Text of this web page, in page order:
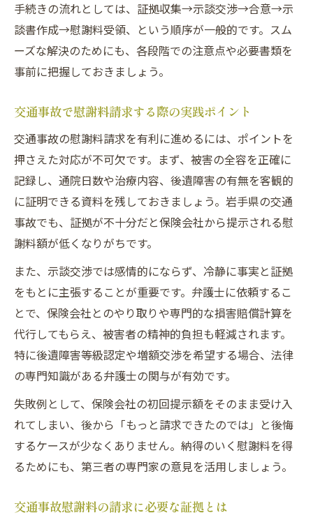
手続きの流れとしては、証拠収集→示談交渉→合意→示
談書作成→慰謝料受領、という順序が一般的です。スム
ーズな解決のためにも、各段階での注意点や必要書類を
事前に把握しておきましょう。
交通事故で慰謝料請求する際の実践ポイント
交通事故の慰謝料請求を有利に進めるには、ポイントを
押さえた対応が不可欠です。まず、被害の全容を正確に
記録し、通院日数や治療内容、後遺障害の有無を客観的
に証明できる資料を残しておきましょう。岩手県の交通
事故でも、証拠が不十分だと保険会社から提示される慰
謝料額が低くなりがちです。
また、示談交渉では感情的にならず、冷静に事実と証拠
をもとに主張することが重要です。弁護士に依頼するこ
とで、保険会社とのやり取りや専門的な損害賠償計算を
代行してもらえ、被害者の精神的負担も軽減されます。
特に後遺障害等級認定や増額交渉を希望する場合、法律
の専門知識がある弁護士の関与が有効です。
失敗例として、保険会社の初回提示額をそのまま受け入
れてしまい、後から「もっと請求できたのでは」と後悔
するケースが少なくありません。納得のいく慰謝料を得
るためにも、第三者の専門家の意見を活用しましょう。
交通事故慰謝料の請求に必要な証拠とは